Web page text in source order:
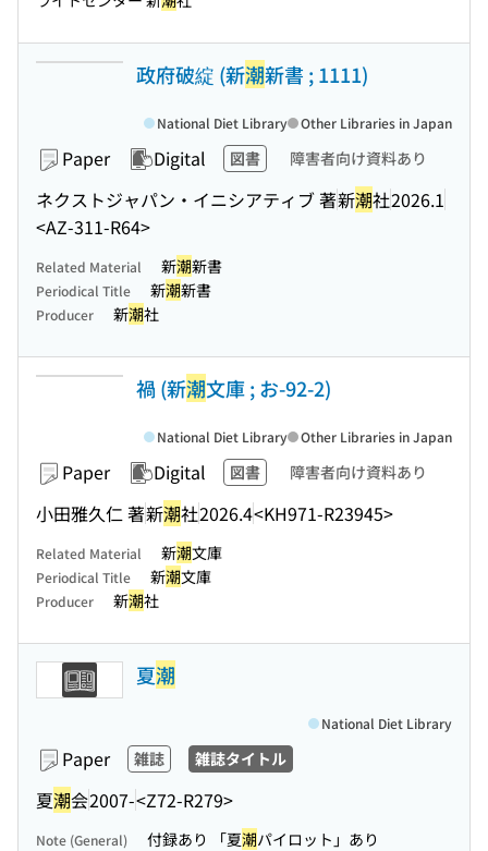
政府破綻 (新潮新書 ; 1111)
Paper Digital 図書 障害者向け資料あり
ネクストジャパン・イニシアティブ 著新潮社2026.1
<AZ-311-R64>
National Diet Library Other Libraries in Japan
Related Material 新潮新書
Periodical Title 新潮新書
Producer 新潮社
禍 (新潮文庫 ; お-92-2)
Paper Digital 図書 障害者向け資料あり
小田雅久仁 著新潮社2026.4<KH971-R23945>
National Diet Library Other Libraries in Japan
Related Material 新潮文庫
Periodical Title 新潮文庫
Producer 新潮社
夏潮
Paper 雑誌 雑誌タイトル
夏潮会2007-<Z72-R279>
National Diet Library
Note (General) 付録あり 「夏潮パイロット」あり